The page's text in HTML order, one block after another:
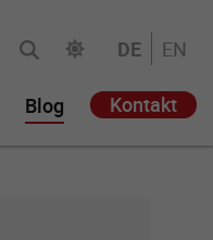
Blog Kontakt
DE EN